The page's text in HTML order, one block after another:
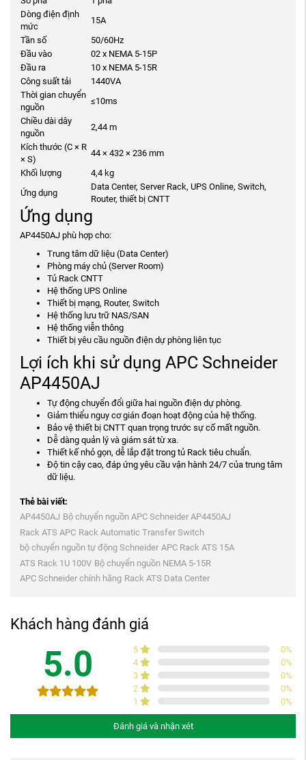
Dòng điện định
mức
15A
Tần số
50/60Hz
Đầu vào
02 x NEMA 5-15P
Đầu ra
10 x NEMA 5-15R
Công suất tải
1440VA
Thời gian chuyển
nguồn
≤10ms
Chiều dài dây
nguồn
2,44 m
Kích thước (C × R
× S)
44 × 432 × 236 mm
Khối lượng
4,4 kg
Ứng dụng
Data Center, Server Rack, UPS Online, Switch,
Router, thiết bị CNTT
Ứng dụng
AP4450AJ phù hợp cho:
Trung tâm dữ liệu (Data Center)
Phòng máy chủ (Server Room)
Tủ Rack CNTT
Hệ thống UPS Online
Thiết bị mạng, Router, Switch
Hệ thống lưu trữ NAS/SAN
Hệ thống viễn thông
Thiết bị yêu cầu nguồn điện dự phòng liên tục
Lợi ích khi sử dụng APC Schneider
AP4450AJ
Tự động chuyển đổi giữa hai nguồn điện dự phòng.
Giảm thiểu nguy cơ gián đoạn hoạt động của hệ thống.
Bảo vệ thiết bị CNTT quan trọng trước sự cố mất nguồn.
Dễ dàng quản lý và giám sát từ xa.
Thiết kế nhỏ gọn, dễ lắp đặt trong tủ Rack tiêu chuẩn.
Độ tin cậy cao, đáp ứng yêu cầu vận hành 24/7 của trung tâm
dữ liệu.
Thẻ bài viết:
AP4450AJ Bộ chuyển nguồn APC Schneider AP4450AJ
Rack ATS APC Rack Automatic Transfer Switch
bộ chuyển nguồn tự động Schneider APC Rack ATS 15A
ATS Rack 1U 100V Bộ chuyển nguồn NEMA 5-15R
APC Schneider chính hãng Rack ATS Data Center
Khách hàng đánh giá
5.0 5 0%
4
0%
3
0%
2
0%
1
0%
Đánh giá và nhận xét